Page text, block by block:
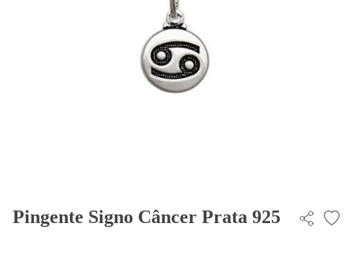
Pingente Signo Câncer Prata 925